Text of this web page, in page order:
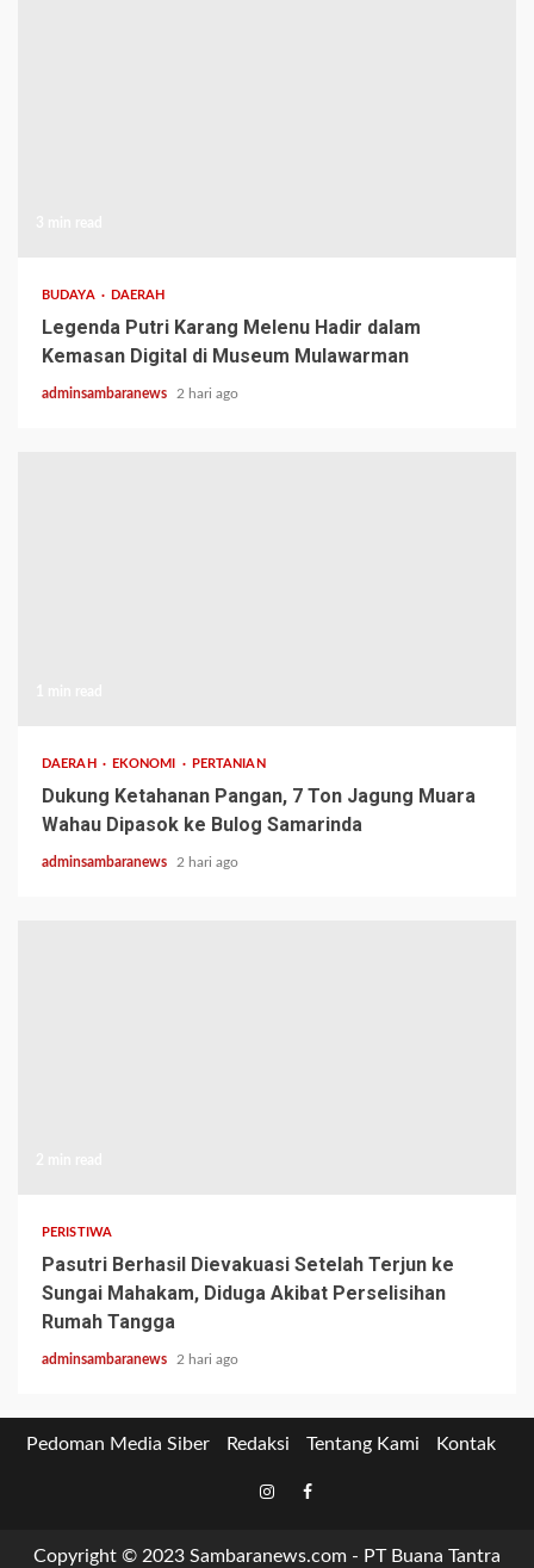
BUDAYA DAERAH
Legenda Putri Karang Melenu Hadir dalam
Kemasan Digital di Museum Mulawarman
adminsambaranews 2 hari ago
DAERAH EKONOMI PERTANIAN
Dukung Ketahanan Pangan, 7 Ton Jagung Muara
Wahau Dipasok ke Bulog Samarinda
adminsambaranews 2 hari ago
PERISTIWA
Pasutri Berhasil Dievakuasi Setelah Terjun ke
Sungai Mahakam, Diduga Akibat Perselisihan
Rumah Tangga
adminsambaranews 2 hari ago
Pedoman Media Siber Redaksi Tentang Kami Kontak
Tiktok
InstagramFacebook
Copyright © 2023 Sambaranews.com - PT Buana Tantra